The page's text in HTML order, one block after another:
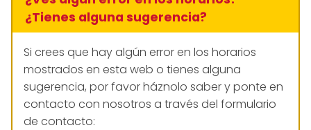
¿Tienes alguna sugerencia?
Si crees que hay algún error en los horarios
mostrados en esta web o tienes alguna
sugerencia, por favor háznolo saber y ponte en
contacto con nosotros a través del formulario
de contacto: